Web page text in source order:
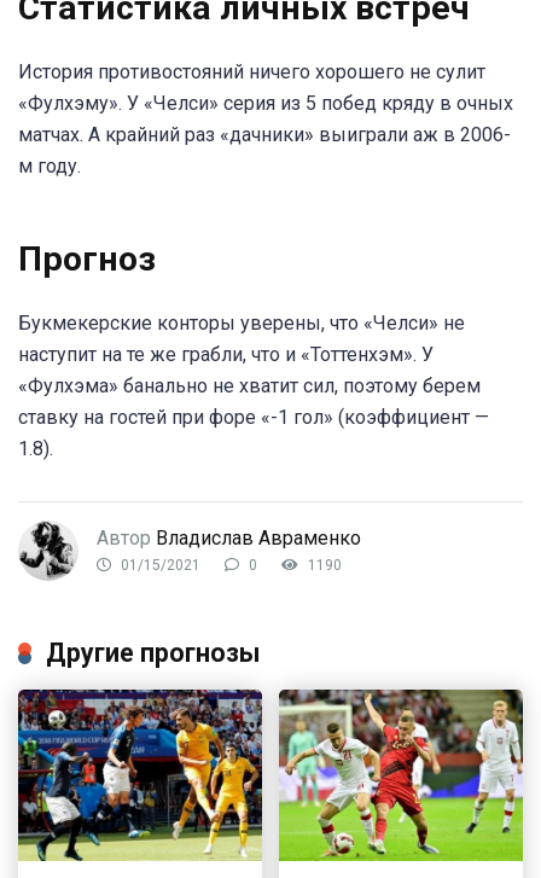
История противостояний ничего хорошего не сулит
«Фулхэму». У «Челси» серия из 5 побед кряду в очных
матчах. А крайний раз «дачники» выиграли аж в 2006-
м году.
Прогноз
Букмекерские конторы уверены, что «Челси» не
наступит на те же грабли, что и «Тоттенхэм». У
«Фулхэма» банально не хватит сил, поэтому берем
ставку на гостей при форе «-1 гол» (коэффициент —
1.8).
Автор Владислав Авраменко
01/15/2021 0 1190
Другие прогнозы